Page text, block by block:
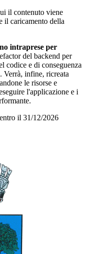
il contenuto viene
il caricamento della
intraprese per
del backend per
codice e di conseguenza
Verrà, infine, ricreata
le risorse e
l'applicazione e i
entro il 31/12/2026